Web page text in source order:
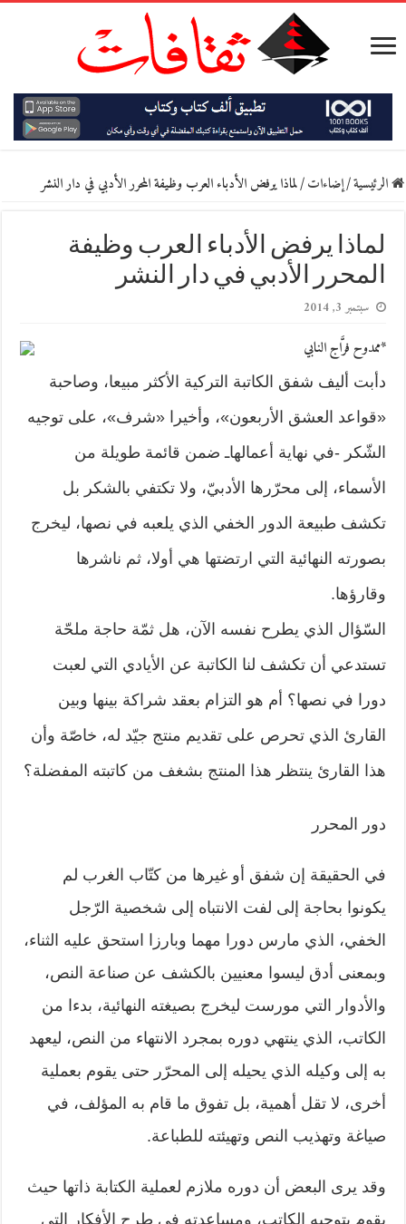
الرئيسية/إضاءات/لماذا يرفض الأدباء العرب وظيفة المحرر الأدبي في دار النشر
لماذا يرفض الأدباء العرب وظيفة
المحرر الأدبي في دار النشر
سبتمبر 3, 2014
*ممدوح فرَّاج النابي
دأبت أليف شفق الكاتبة التركية الأكثر مبيعا، وصاحبة
«قواعد العشق الأربعون»، وأخيرا «شرف»، على توجيه
الشّكر -في نهاية أعمالهاـ ضمن قائمة طويلة من
الأسماء، إلى محرّرها الأدبيّ، ولا تكتفي بالشكر بل
تكشف طبيعة الدور الخفي الذي يلعبه في نصها، ليخرج
بصورته النهائية التي ارتضتها هي أولا، ثم ناشرها
وقارؤها.
السّؤال الذي يطرح نفسه الآن، هل ثمّة حاجة ملحّة
تستدعي أن تكشف لنا الكاتبة عن الأيادي التي لعبت
دورا في نصها؟ أم هو التزام بعقد شراكة بينها وبين
القارئ الذي تحرص على تقديم منتج جيّد له، خاصّة وأن
هذا القارئ ينتظر هذا المنتج بشغف من كاتبته المفضلة؟
دور المحرر
في الحقيقة إن شفق أو غيرها من كتّاب الغرب لم
يكونوا بحاجة إلى لفت الانتباه إلى شخصية الرّجل
الخفي، الذي مارس دورا مهما وبارزا استحق عليه الثناء،
وبمعنى أدق ليسوا معنيين بالكشف عن صناعة النص،
والأدوار التي مورست ليخرج بصيغته النهائية، بدءا من
الكاتب، الذي ينتهي دوره بمجرد الانتهاء من النص، ليعهد
به إلى وكيله الذي يحيله إلى المحرّر حتى يقوم بعملية
أخرى، لا تقل أهمية، بل تفوق ما قام به المؤلف، في
صياغة وتهذيب النص وتهيئته للطباعة.
وقد يرى البعض أن دوره ملازم لعملية الكتابة ذاتها حيث
يقوم بتوجيه الكاتب، ومساعدته في طرح الأفكار التي